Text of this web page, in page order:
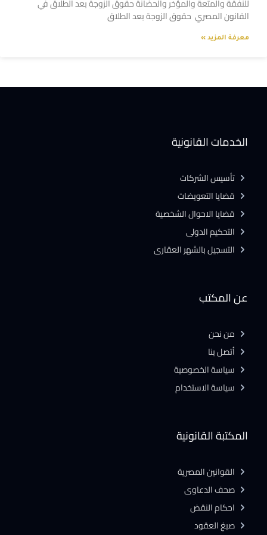
للنفقة والمتعة والمؤخر والحضانة حقوق الزوجة بعد الطلاق في
القانون المصري حقوق الزوجة بعد الطلاق
معرفة المزيد »
المكتبة القانونية
القوانين المصرية
صحف الدعاوى
احكام النقض
صيغ العقود
عن المكتب
من نحن
أتصل بنا
سياسة الخصوصية
سياسة الاستخدام
الخدمات القانونية
تأسيس الشركات
قضايا التعويضات
قضايا الاحوال الشخصية
التحكيم الدولى
التسجيل بالشهر العقارى